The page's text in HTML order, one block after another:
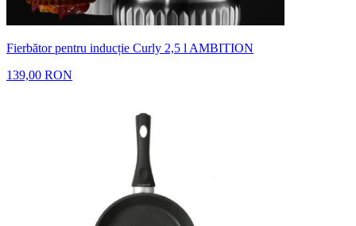
Fierbător pentru inducție Curly 2,5 l AMBITION
139,00 RON